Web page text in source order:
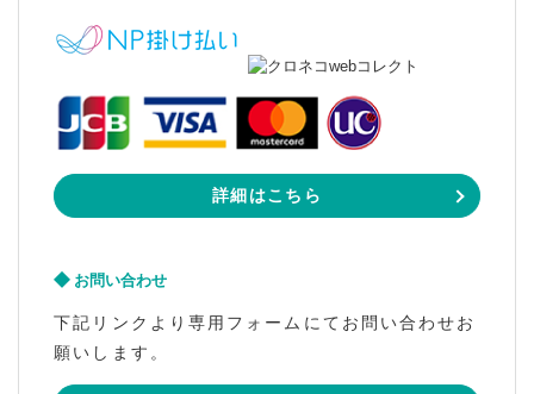
詳細はこちら
お問い合わせ
下記リンクより専用フォームにてお問い合わせお
願いします。